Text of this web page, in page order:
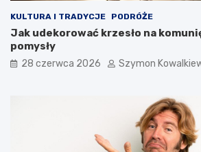
KULTURA I TRADYCJE PODRÓŻE
Jak udekorować krzesło na
pomysły
28 czerwca 2026 Szymon